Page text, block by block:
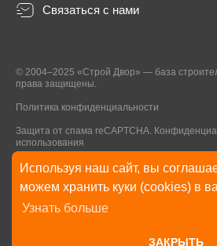
Используя наш сайт, вы
можем хранить куки (cookies) в
Узнать больше
ЗАКРЫТЬ
Связаться с нами
© 2004–2025 «Строй Двор» — база
права защищены.
Политика конфиденциальности
Защита от спама reCAPTCHA.
использования
* Указанные на Сайте цены, комплектации,
характеристики могут быть изменены в
пользователей Сайта. Внешний вид товаров